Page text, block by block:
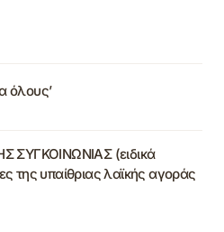
όλους’
(ειδικά
της υπαίθριας λαϊκής αγοράς